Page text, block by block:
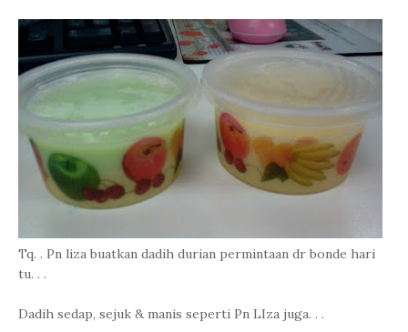
Tq. . Pn liza buatkan dadih durian permintaan dr bonde hari
tu. . .
Dadih sedap, sejuk & manis seperti Pn LIza juga. . .